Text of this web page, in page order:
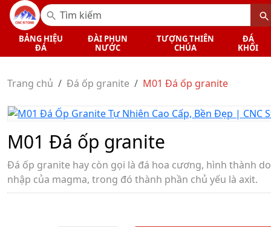
BẢNG HIỆU
ĐÁ
ĐÀI PHUN
NƯỚC
TƯỢNG THIÊN
CHÚA
ĐÁ
KHỐI
Trang chủ Đá ốp granite M01 Đá ốp granite
M01 Đá ốp granite
Đá ốp granite hay còn gọi là đá hoa cương, hình thành
nhập của magma, trong đó thành phần chủ yếu là axit.